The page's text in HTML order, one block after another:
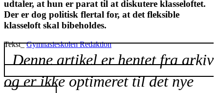
udtaler, at hun er parat til at diskutere klasseloftet.
Der er dog politisk flertal for, at det fleksible
klasseloft skal bibeholdes.
Tekst_Gymnasieskolen Redaktion
Denne artikel er hentet fra arkiv
og er ikke optimeret til det nye